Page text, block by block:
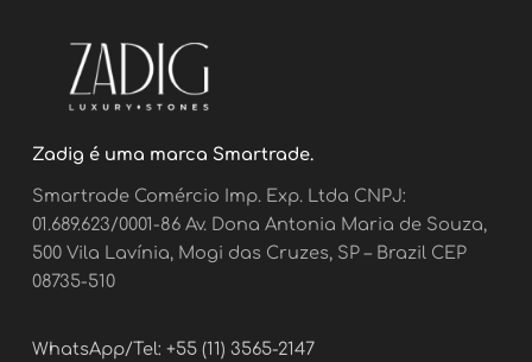
Zadig é uma marca Smartrade.
Smartrade Comércio Imp. Exp. Ltda CNPJ:
01.689.623/0001-86 Av. Dona Antonia Maria de Souza,
500 Vila Lavínia, Mogi das Cruzes, SP – Brazil CEP
08735-510
WhatsApp/Tel: +55 (11) 3565-2147